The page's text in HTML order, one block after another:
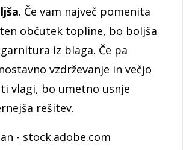
. Če vam največ pomenita
občutek topline, bo boljša
iz blaga. Če pa
vzdrževanje in večjo
vlagi, bo umetno usnje
rešitev.
- stock.adobe.com